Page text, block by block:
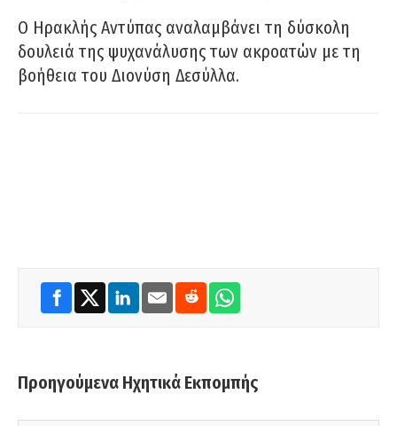
Ο Ηρακλής Αντύπας αναλαμβάνει τη δύσκολη
δουλειά της ψυχανάλυσης των ακροατών με τη
βοήθεια του Διονύση Δεσύλλα.
Προηγούμενα Ηχητικά Εκπομπής